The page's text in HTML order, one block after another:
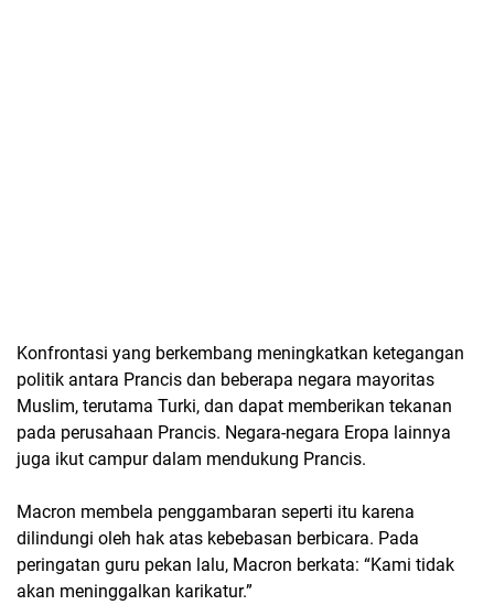
Konfrontasi yang berkembang meningkatkan ketegangan
politik antara Prancis dan beberapa negara mayoritas
Muslim, terutama Turki, dan dapat memberikan tekanan
pada perusahaan Prancis. Negara-negara Eropa lainnya
juga ikut campur dalam mendukung Prancis.
Macron membela penggambaran seperti itu karena
dilindungi oleh hak atas kebebasan berbicara. Pada
peringatan guru pekan lalu, Macron berkata: “Kami tidak
akan meninggalkan karikatur.”